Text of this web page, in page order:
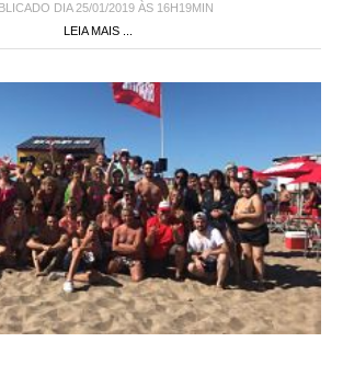
DIA 25/01/2019 ÀS 16H19MIN
LEIA MAIS ...